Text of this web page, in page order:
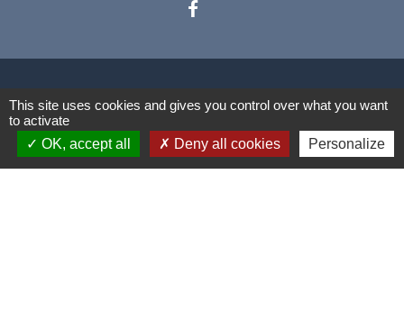
Liens
Communauté de Communes
This site uses cookies and gives you control over what you want
to activate
OK, accept all
Deny all cookies Personalize